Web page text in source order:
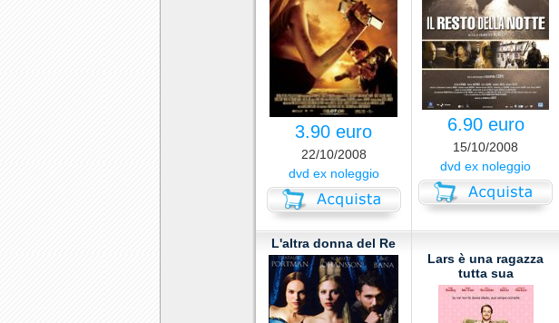
3.90 euro
22/10/2008
dvd ex noleggio
6.90 euro
15/10/2008
dvd ex noleggio
L'altra donna del Re
Lars è una ragazza
tutta sua